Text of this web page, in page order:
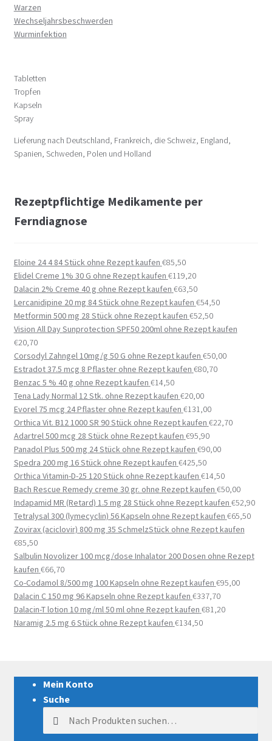
Warzen
Wechseljahrsbeschwerden
Wurminfektion
Tabletten
Tropfen
Kapseln
Spray
Lieferung nach Deutschland, Frankreich, die Schweiz, England,
Spanien, Schweden, Polen und Holland
Rezeptpflichtige Medikamente per
Ferndiagnose
Eloine 24 4 84 Stück ohne Rezept kaufen €85,50
Elidel Creme 1% 30 G ohne Rezept kaufen €119,20
Dalacin 2% Creme 40 g ohne Rezept kaufen €63,50
Lercanidipine 20 mg 84 Stück ohne Rezept kaufen €54,50
Metformin 500 mg 28 Stück ohne Rezept kaufen €52,50
Vision All Day Sunprotection SPF50 200ml ohne Rezept kaufen
€20,70
Corsodyl Zahngel 10mg/g 50 G ohne Rezept kaufen €50,00
Estradot 37.5 mcg 8 Pflaster ohne Rezept kaufen €80,70
Benzac 5 % 40 g ohne Rezept kaufen €14,50
Tena Lady Normal 12 Stk. ohne Rezept kaufen €20,00
Evorel 75 mcg 24 Pflaster ohne Rezept kaufen €131,00
Orthica Vit. B12 1000 SR 90 Stück ohne Rezept kaufen €22,70
Adartrel 500 mcg 28 Stück ohne Rezept kaufen €95,90
Panadol Plus 500 mg 24 Stück ohne Rezept kaufen €90,00
Spedra 200 mg 16 Stück ohne Rezept kaufen €425,50
Orthica Vitamin-D-25 120 Stück ohne Rezept kaufen €14,50
Bach Rescue Remedy creme 30 gr. ohne Rezept kaufen €50,00
Indapamid MR (Retard) 1.5 mg 28 Stück ohne Rezept kaufen €52,90
Tetralysal 300 (lymecyclin) 56 Kapseln ohne Rezept kaufen €65,50
Zovirax (aciclovir) 800 mg 35 SchmelzStück ohne Rezept kaufen
€85,50
Salbulin Novolizer 100 mcg/dose Inhalator 200 Dosen ohne Rezept
kaufen €66,70
Co-Codamol 8/500 mg 100 Kapseln ohne Rezept kaufen €95,00
Dalacin C 150 mg 96 Kapseln ohne Rezept kaufen €337,70
Dalacin-T lotion 10 mg/ml 50 ml ohne Rezept kaufen €81,20
Naramig 2.5 mg 6 Stück ohne Rezept kaufen €134,50
Mein Konto
Suche